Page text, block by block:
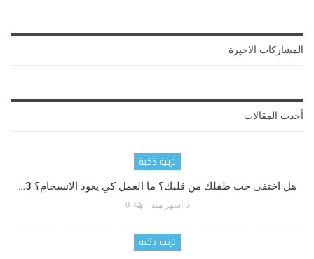
المشاركات الاخيرة
أحدث المقالات
تربية ذكية
هل اختفى حب طفلك من قلبك؟ ما العمل كي يعود الانسجام؟ 3…
5 أشهر منذ 0
تربية ذكية